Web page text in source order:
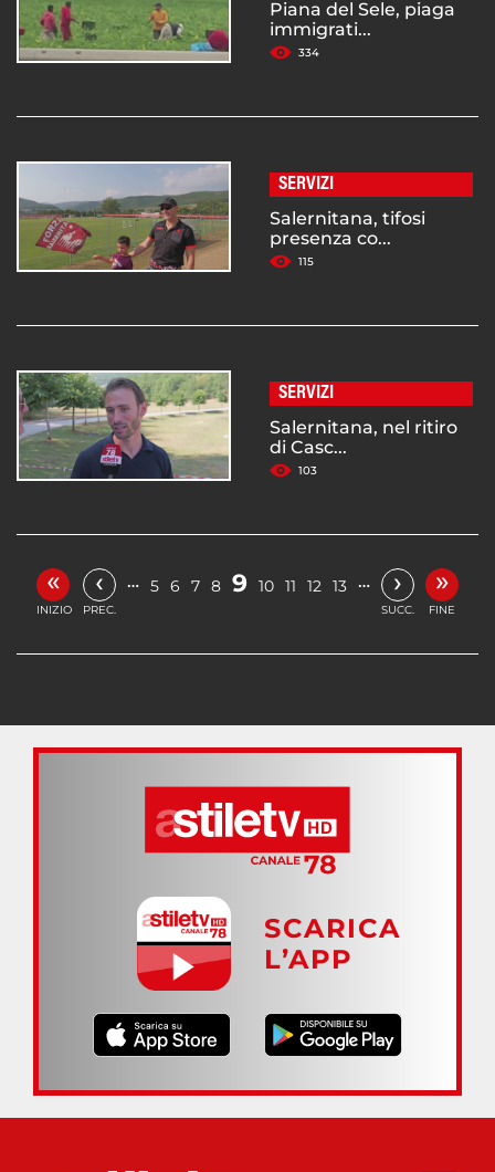
Piana del Sele, piaga
immigrati...
334
SERVIZI
Salernitana, tifosi
presenza co...
115
SERVIZI
Salernitana, nel ritiro
di Casc...
103
«
INIZIO
‹
PREC.
… 5 6 7 8 9 10 11 12 13 … ›
SUCC.
»
FINE
SCARICA
L’APP